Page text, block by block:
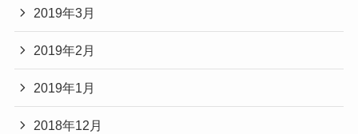
2019年3月
2019年2月
2019年1月
2018年12月